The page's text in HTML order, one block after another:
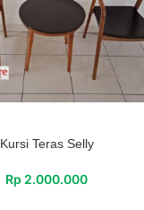
Kursi Teras Selly
Rp 2.000.000